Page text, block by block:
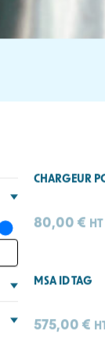
CHARGEUR
80,00 € HT
MSA ID TAG
575,00 €